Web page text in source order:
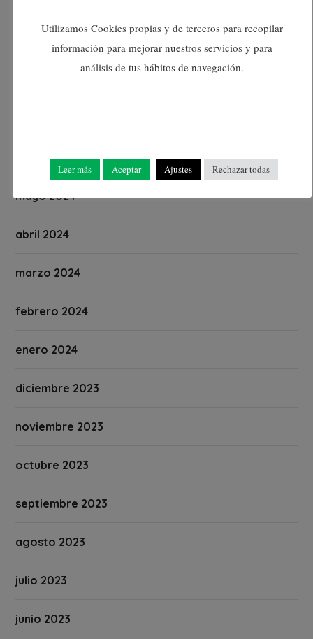
septiembre 2024
junio 2024
mayo 2024
abril 2024
marzo 2024
febrero 2024
enero 2024
diciembre 2023
noviembre 2023
octubre 2023
septiembre 2023
agosto 2023
julio 2023
junio 2023
Utilizamos Cookies propias y de terceros para recopilar
información para mejorar nuestros servicios y para
análisis de tus hábitos de navegación.
Leer más Aceptar Ajustes Rechazar todas